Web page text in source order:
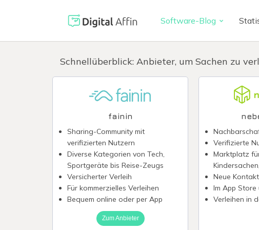
Software-Blog
PRAXISORIENTIERTER
SOFTWARE-BLOG
Digitale Signatur
Virtuelle Kreditkarte
Digitale
Schnellüberblick: Anbieter, um Sachen zu
fainin
Sharing-Community mit
verifizierten Nutzern
Diverse Kategorien von Tech,
Sportgeräte bis Reise-Zeugs
Versicherter Verleih
Für kommerzielles Verleihen
Bequem online oder per App
Zum Anbieter
Verifizierte
Marktplatz
Neue
Im App
Verleihen in